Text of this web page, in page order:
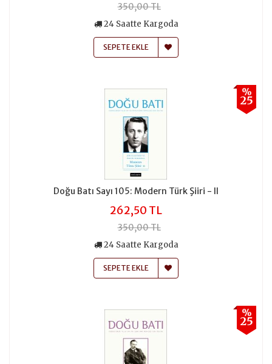
350,00 TL
24 Saatte Kargoda
SEPETE EKLE
%
25
Doğu Batı Sayı 105: Modern Türk Şiiri - II
262,50 TL
350,00 TL
24 Saatte Kargoda
SEPETE EKLE
%
25